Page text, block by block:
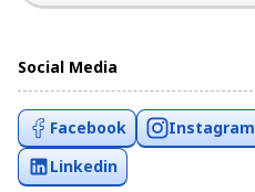
Social Media
Facebook Instagram
Linkedin